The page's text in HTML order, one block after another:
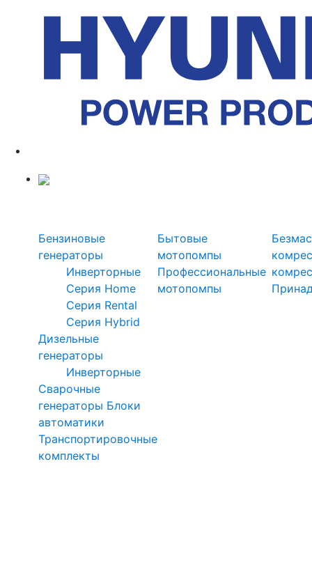
Бензиновые
генераторы
Инверторные
Серия Home
Серия Rental
Серия Hybrid
Дизельные
генераторы
Инверторные
Сварочные
генераторы Блоки
автоматики
Транспортировочные
комплекты
Бытовые
мотопомпы
Профессиональные
мотопомпы